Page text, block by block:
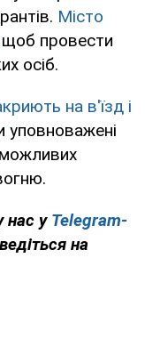
Місто
щоб провести
осіб.
на в'їзд і
уповноважені
нас у Telegram-
на